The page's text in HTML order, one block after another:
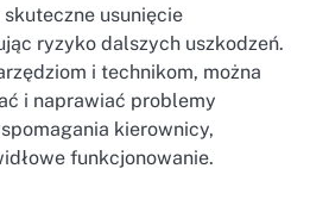
usunięcie
ryzyko dalszych uszkodzeń.
i technikom, można
i naprawiać problemy
kierownicy,
funkcjonowanie.